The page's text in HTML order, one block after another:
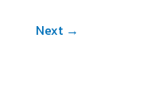
Next →